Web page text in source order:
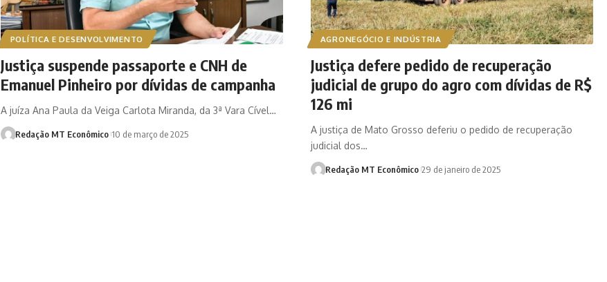
POLÍTICA E DESENVOLVIMENTO
Justiça suspende passaporte e CNH de
Emanuel Pinheiro por dívidas de campanha
A juíza Ana Paula da Veiga Carlota Miranda, da 3ª Vara Cível…
Redação MT Econômico 10 de março de 2025
AGRONEGÓCIO E INDÚSTRIA
Justiça defere pedido de recuperação
judicial de grupo do agro com dívidas de R$
126 mi
A justiça de Mato Grosso deferiu o pedido de recuperação
judicial dos…
Redação MT Econômico 29 de janeiro de 2025